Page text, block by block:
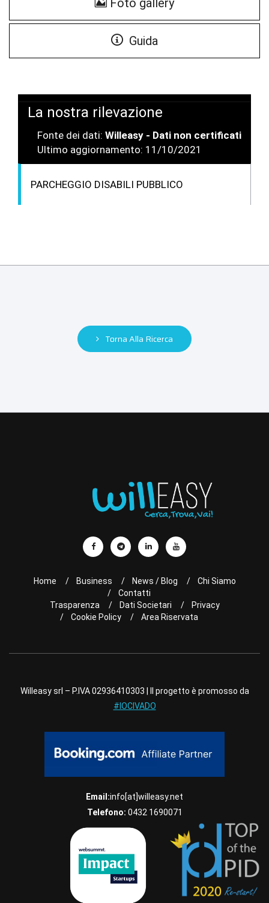
Foto gallery
Guida
La nostra rilevazione
Fonte dei dati: Willeasy - Dati non certificati
Ultimo aggiornamento: 11/10/2021
PARCHEGGIO DISABILI PUBBLICO
Torna Alla Ricerca
Home Business News / Blog
Chi Siamo
Contatti
Trasparenza
Dati Societari
Privacy
Cookie Policy
Area Riservata
Willeasy srl – P.IVA 02936410303 | Il progetto è promosso da
#IOCIVADO
Email:info[at]willeasy.net
Telefono: 0432 1690071